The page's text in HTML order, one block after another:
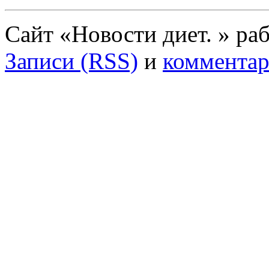
Сайт «Новости диет. »
Записи (RSS) и